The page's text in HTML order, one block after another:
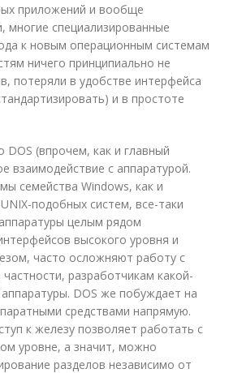
приложений и вообще
многие специализированные
к новым операционным системам
ничего принципиально не
потеряли в удобстве интерфейса
и в простоте
DOS (впрочем, как и главный
взаимодействие с аппаратурой.
семейства Windows, как и
подобных систем, все-таки
целым рядом
высокого уровня и
часто осложняют работу с
разработчикам какой-
DOS же побуждает на
средствами напрямую.
к железу позволяет работать с
уровне, а значит, можно
разделов независимо от